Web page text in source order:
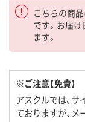
こちらの商
です。お届
ます。
※ご注意【免責】
アスクルでは、
ておりますが、メ